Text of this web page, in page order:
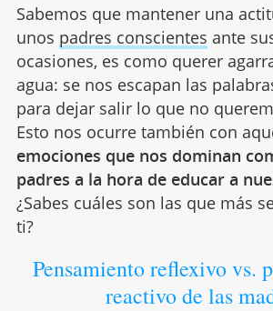
Sabemos que mantener una
unos padres conscientes ante
ocasiones, es como querer
agua: se nos escapan las
para dejar salir lo que no
Esto nos ocurre también con
emociones que nos dominan
padres a la hora de educar a
¿Sabes cuáles son las que más
ti?
Pensamiento reflexivo vs.
reactivo de las